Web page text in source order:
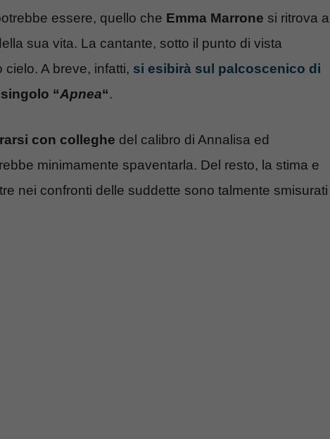
essere, quello che Emma Marrone si ritrova a
sua vita. La cantante, sotto il punto di vista
A breve, infatti, si esibirà sul palcoscenico di
singolo “Apnea“.
con colleghe del calibro di Annalisa ed
minimamente spaventarla. Del resto, la stima e
nei confronti delle suddette sono talmente smisurati